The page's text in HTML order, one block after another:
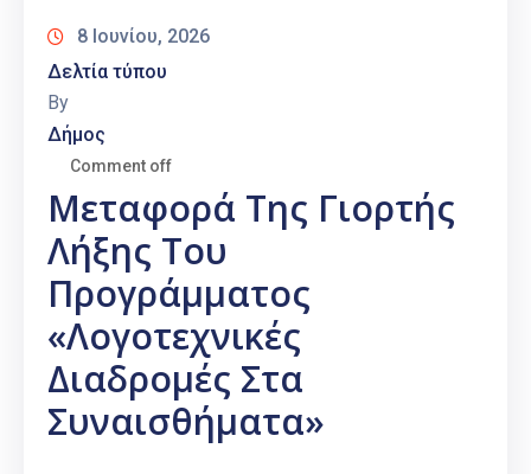
8 Ιουνίου, 2026
Δελτία τύπου
By
Δήμος
Comment off
Μεταφορά Της Γιορτής
Λήξης Του
Προγράμματος
«Λογοτεχνικές
Διαδρομές Στα
Συναισθήματα»